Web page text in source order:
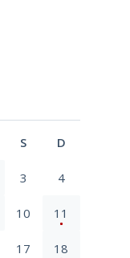
S D
3 4
10 11
17 18